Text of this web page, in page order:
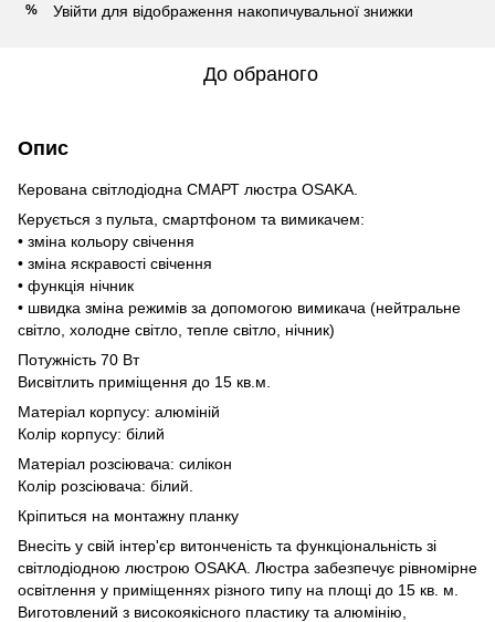
% Увійти для відображення накопичувальної знижки
До обраного
Опис
Керована світлодіодна СМАРТ люстра OSAKA.
Керується з пульта, смартфоном та вимикачем:
• зміна кольору свічення
• зміна яскравості свічення
• функція нічник
• швидка зміна режимів за допомогою вимикача (нейтральне
світло, холодне світло, тепле світло, нічник)
Потужність 70 Вт
Висвітлить приміщення до 15 кв.м.
Матеріал корпусу: алюміній
Колір корпусу: білий
Матеріал розсіювача: силікон
Колір розсіювача: білий.
Кріпиться на монтажну планку
Внесіть у свій інтер'єр витонченість та функціональність зі
світлодіодною люстрою OSAKA. Люстра забезпечує рівномірне
освітлення у приміщеннях різного типу на площі до 15 кв. м.
Виготовлений з високоякісного пластику та алюмінію,